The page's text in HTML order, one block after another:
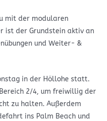
mit der modularen
ist der Grundstein aktiv an
und Weiter- &
in der Höllohe statt.
2/4, um freiwillig der
zu halten. Außerdem
ins Palm Beach und